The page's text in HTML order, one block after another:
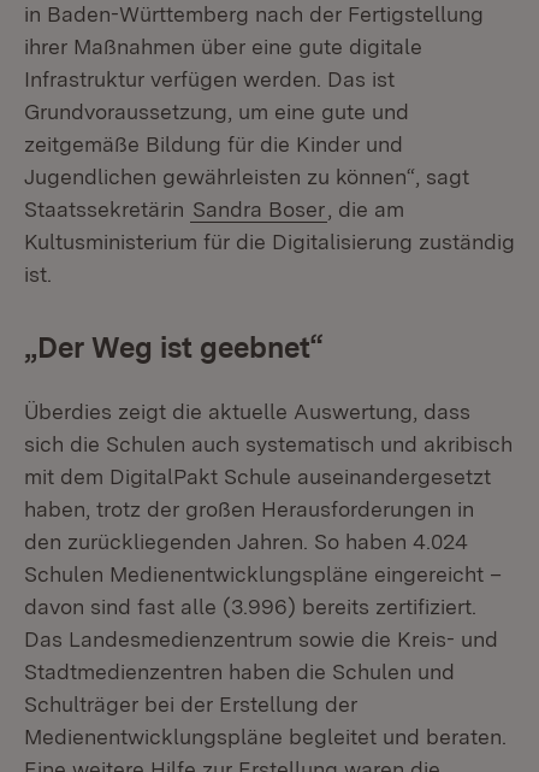
in Baden-Württemberg nach der Fertigstellung
ihrer Maßnahmen über eine gute digitale
Infrastruktur verfügen werden. Das ist
Grundvoraussetzung, um eine gute und
zeitgemäße Bildung für die Kinder und
Jugendlichen gewährleisten zu können“, sagt
Staatssekretärin Sandra Boser , die am
Kultusministerium für die Digitalisierung zuständig
ist.
„Der Weg ist geebnet“
Überdies zeigt die aktuelle Auswertung, dass
sich die Schulen auch systematisch und akribisch
mit dem DigitalPakt Schule auseinandergesetzt
haben, trotz der großen Herausforderungen in
den zurückliegenden Jahren. So haben 4.024
Schulen Medienentwicklungspläne eingereicht –
davon sind fast alle (3.996) bereits zertifiziert.
Das Landesmedienzentrum sowie die Kreis- und
Stadtmedienzentren haben die Schulen und
Schulträger bei der Erstellung der
Medienentwicklungspläne begleitet und beraten.